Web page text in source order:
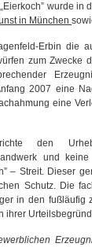
wurde in
in München
Erbin die
zum Zwecke
2007 eine
eine
den
und
– Streit. Dieser
Schutz. Die
in den fußläufig
ihrer